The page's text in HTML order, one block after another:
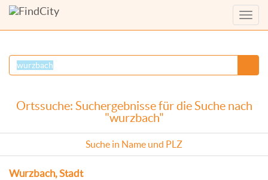
Menü
Ortssuche: Suchergebnisse für die Suche nach
"wurzbach"
Suche in Name und PLZ
Wurzbach, Stadt